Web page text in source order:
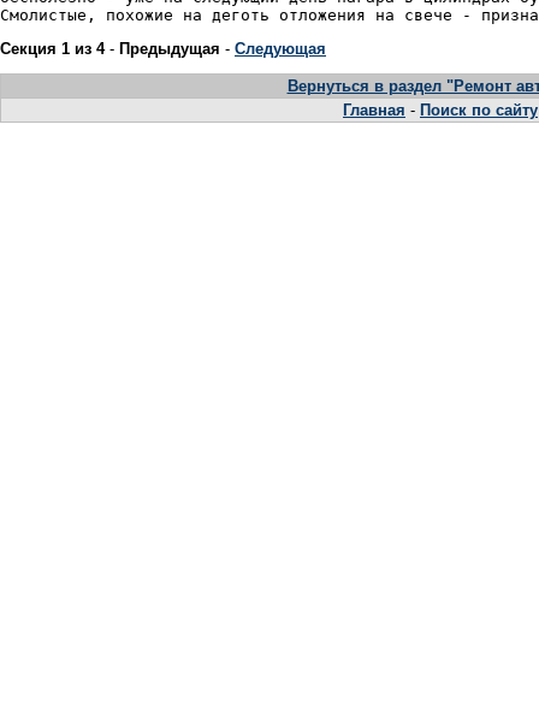
Секция 1 из 4- Предыдущая - Следующая
Вернуться в раздел "Ремонт
Главная - Поиск по сайту